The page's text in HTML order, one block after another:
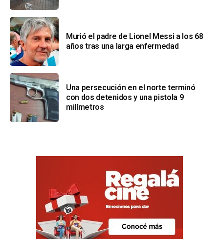
Murió el padre de Lionel Messi a los 68
años tras una larga enfermedad
Una persecución en el norte terminó
con dos detenidos y una pistola 9
milímetros